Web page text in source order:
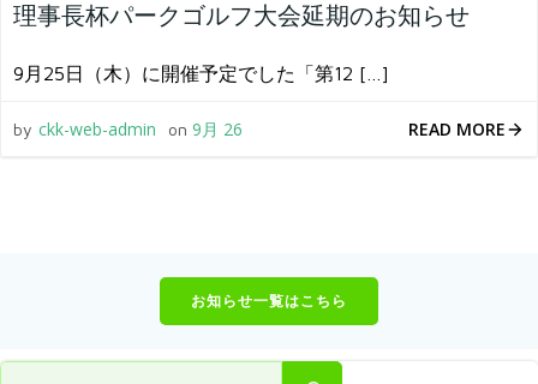
理事長杯パークゴルフ大会延期のお知らせ
9月25日（木）に開催予定でした「第12 […]
by ckk-web-admin on 9月 26 READ MORE
お知らせ一覧はこちら